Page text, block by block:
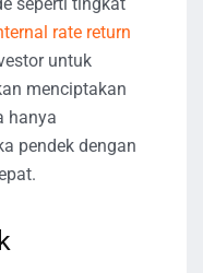
rate return
untuk
menciptakan
hanya
pendek dengan